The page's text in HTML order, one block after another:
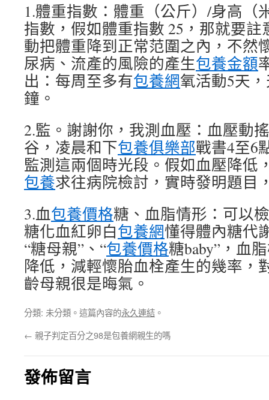
1.體重指數：體重（公斤）/身高（
指數，假如體重指數 25，那就要
動把體重降到正常范圍之內，不然
尿病、流產的風險的產生包養金額
出：每周至多有包養網氧活動5天
鐘。
2.監。謝謝你，我測血壓：血壓動
谷，凌晨和下包養俱樂部戰書4至6
監測這兩個時光段。假如血壓降低
包養求往病院檢討，實時發明題目
3.血包養價格糖、血脂情形：可以
糖化血紅卵白包養網懂得體內糖代
“糖母親”、“包養價格糖baby”，血
降低，減輕懷胎血栓產生的幾率，
齡母親很是晦氣。
分類: 未分類。這篇內容的永久連結 。
← 親子判定百分之98是包養網親生的嗎
發佈留言